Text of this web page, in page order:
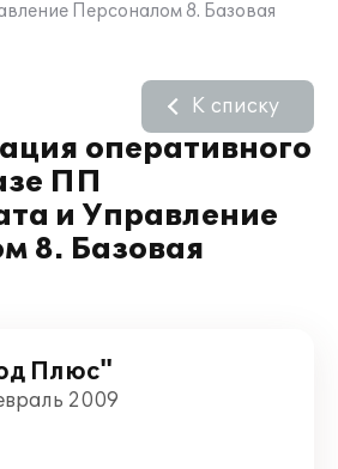
Персоналом 8. Базовая
оперативного
ПП
и Управление
8. Базовая
К списку
Плюс"
2009